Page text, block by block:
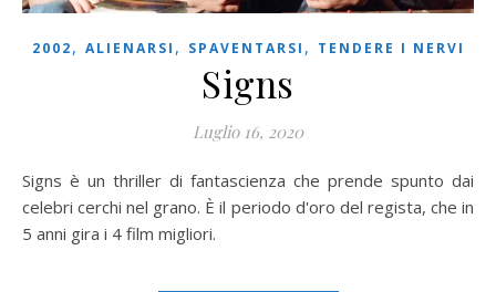
2002, ALIENARSI , SPAVENTARSI , TENDERE I NERVI
Signs
Luglio 16, 2020
Signs è un thriller di fantascienza che prende spunto dai
celebri cerchi nel grano. È il periodo d'oro del regista, che in
5 anni gira i 4 film migliori.